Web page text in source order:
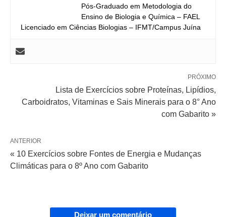
Pós-Graduado em Metodologia do
Ensino de Biologia e Química – FAEL
Licenciado em Ciências Biologias – IFMT/Campus Juína
PRÓXIMO
Lista de Exercícios sobre Proteínas, Lipídios,
Carboidratos, Vitaminas e Sais Minerais para o 8° Ano
com Gabarito »
ANTERIOR
« 10 Exercícios sobre Fontes de Energia e Mudanças
Climáticas para o 8º Ano com Gabarito
Deixar um comentário